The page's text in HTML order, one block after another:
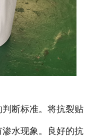
断标准。将抗裂贴
水现象。良好的抗